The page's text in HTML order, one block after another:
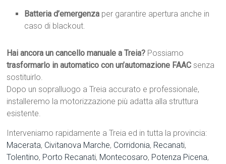
Batteria d’emergenza per garantire apertura anche in
caso di blackout.
Hai ancora un cancello manuale a Treia? Possiamo
trasformarlo in automatico con un’automazione FAAC senza
sostituirlo.
Dopo un sopralluogo a Treia accurato e professionale,
installeremo la motorizzazione più adatta alla struttura
esistente.
Interveniamo rapidamente a Treia ed in tutta la provincia:
Macerata, Civitanova Marche, Corridonia, Recanati,
Tolentino, Porto Recanati, Montecosaro, Potenza Picena,